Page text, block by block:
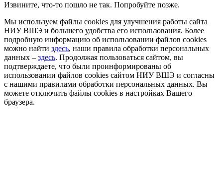
Извините, что-то пошло не так. Попробуйте позже.
Мы используем файлы cookies для улучшения работы сайта
НИУ ВШЭ и большего удобства его использования. Более
подробную информацию об использовании файлов cookies
можно найти здесь, наши правила обработки персональных
данных – здесь. Продолжая пользоваться сайтом, вы
подтверждаете, что были проинформированы об
использовании файлов cookies сайтом НИУ ВШЭ и согласны
с нашими правилами обработки персональных данных. Вы
можете отключить файлы cookies в настройках Вашего
браузера.